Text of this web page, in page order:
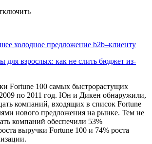
холодное предложение b2b–клиенту
для взрослых: как не слить бюджет из-
Fortune 100 самых быстрорастущих
по 2011 год. Юн и Дикен обнаружили,
компаний, входящих в список Fortune
нового предложения на рынке. Тем не
компаний обеспечили 53%
выручки Fortune 100 и 74% роста